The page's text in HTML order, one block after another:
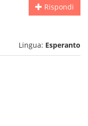
Rispondi
Lingua: Esperanto